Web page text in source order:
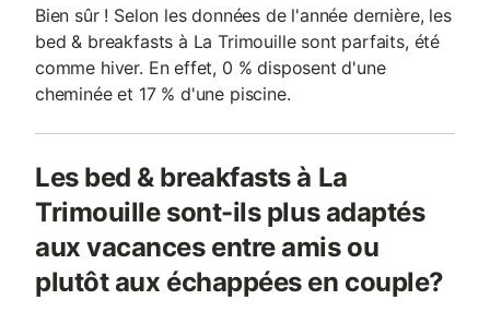
Bien sûr ! Selon les données de l'année dernière, les
bed & breakfasts à La Trimouille sont parfaits, été
comme hiver. En effet, 0 % disposent d'une
cheminée et 17 % d'une piscine.
Les bed & breakfasts à La
Trimouille sont-ils plus adaptés
aux vacances entre amis ou
plutôt aux échappées en couple?